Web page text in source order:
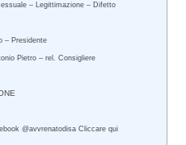
– Legittimazione – Difetto
– Presidente
Pietro – rel. Consigliere
@avvrenatodisa Cliccare qui